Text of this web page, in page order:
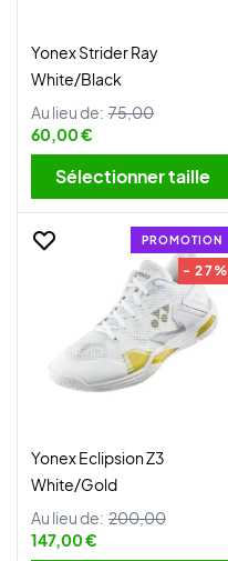
Yonex Strider Ray
White/Black
Au lieu de: 75,00
60,00 €
Sélectionner taille
PROMOTION
- 27%
Yonex Eclipsion Z3
White/Gold
Au lieu de: 200,00
147,00 €